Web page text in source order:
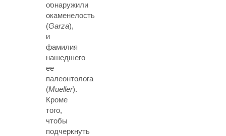
обнаружили
окаменелость
(Garza),
и
фамилия
нашедшего
ее
палеонтолога
(Mueller).
Кроме
того,
чтобы
подчеркнуть